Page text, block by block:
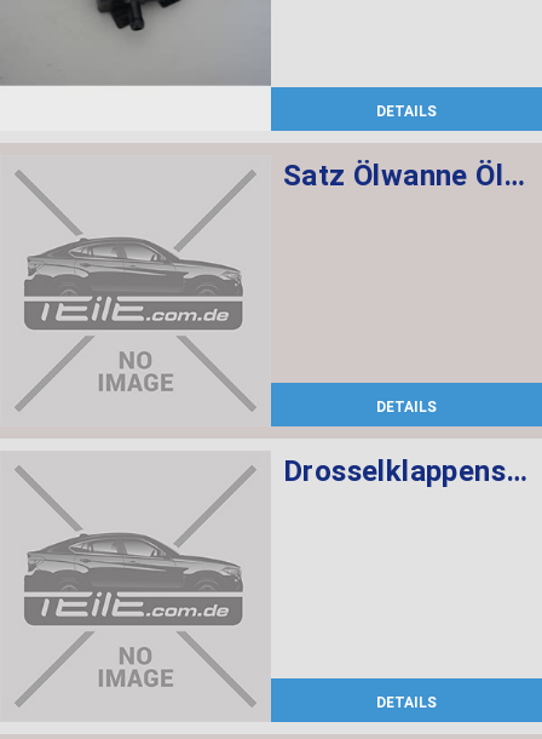
DETAILS
Satz Ölwanne Ölfilter Automatikgetriebe
DETAILS
Drosselklappenstutzen
DETAILS